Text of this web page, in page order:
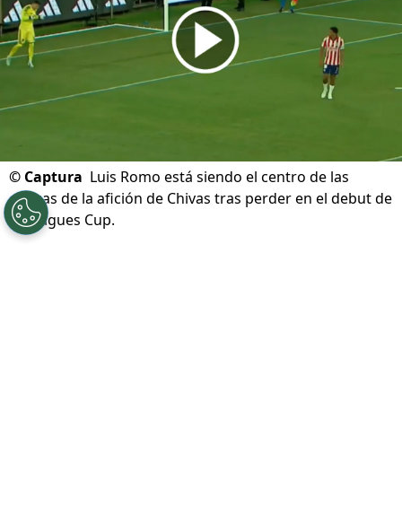
© Captura Luis Romo está siendo el centro de las
críticas de la afición de Chivas tras perder en el debut de
la Leagues Cup.